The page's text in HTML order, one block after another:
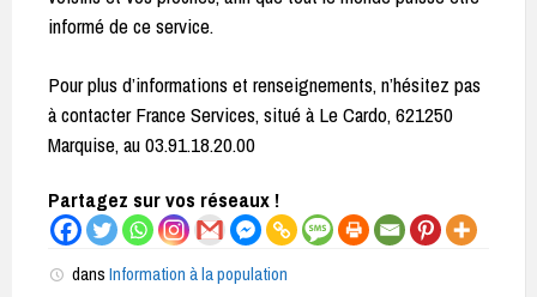
informé de ce service.
Pour plus d’informations et renseignements, n’hésitez pas
à contacter France Services, situé à Le Cardo, 621250
Marquise, au 03.91.18.20.00
Partagez sur vos réseaux !
dans Information à la population